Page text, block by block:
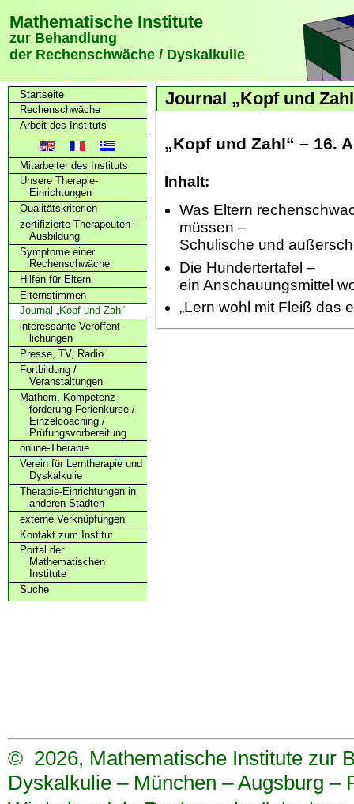
Mathematische Institute
zur Behandlung
der Rechenschwäche / Dyskalkulie
Startseite
Rechenschwäche
Arbeit des Instituts
Mitarbeiter des Instituts
Unsere Therapie-
Einrichtungen
Qualitätskriterien
zertifizierte Therapeuten-
Ausbildung
Symptome einer
Rechenschwäche
Hilfen für Eltern
Elternstimmen
Journal „Kopf und Zahl“
interessante Veröffent­
lichungen
Presse, TV, Radio
Fortbildung /
Veranstaltungen
Mathem. Kompetenz­
förderung Ferienkurse /
Einzelcoaching /
Prüfungs­vorbereitung
online-Therapie
Verein für Lerntherapie und
Dyskalkulie
Therapie-Einrichtungen in
anderen Städten
externe Verknüpfungen
Kontakt zum Institut
Portal der
Mathematischen
Institute
Suche
Journal „Kopf und
„Kopf und Zahl“ – 16.
Inhalt:
Was Eltern
müssen –
Schulische und
Die Hundertertafel –
ein Anschauungsmittel
„Lern wohl mit Fleiß das
©2026, Mathematische Institute zur
Dyskalkulie – München – Augsburg